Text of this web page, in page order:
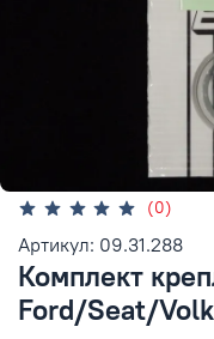
(0)
Артикул: 09.31.288
Комплект
Ford/Seat/